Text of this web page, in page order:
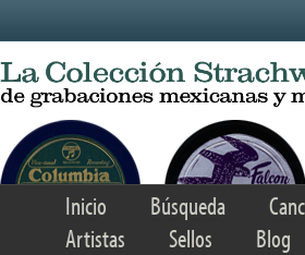
Inicio Búsqueda
Artistas
Sellos Blog